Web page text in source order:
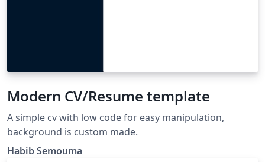
Modern CV/Resume template
A simple cv with low code for easy manipulation,
background is custom made.
Habib Semouma